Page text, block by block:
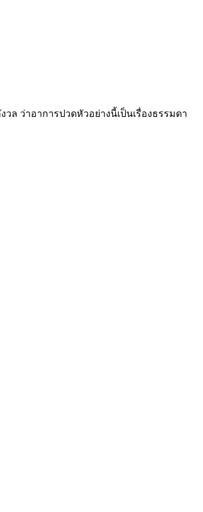
ล ว่าอาการปวดหัวอย่างนี้เป็นเรื่องธรรมดา